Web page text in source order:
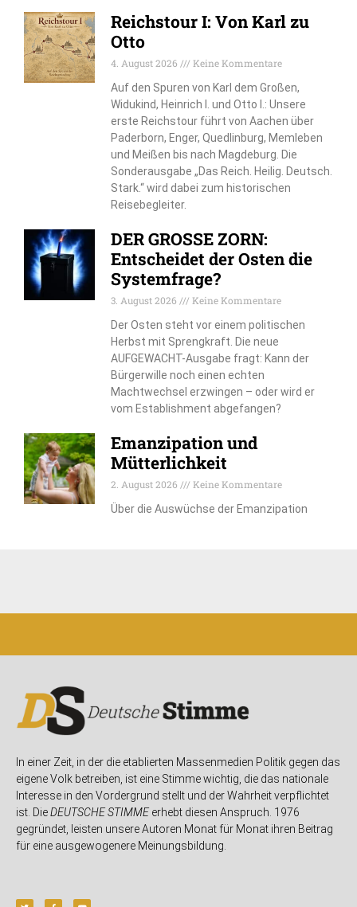
Reichstour I: Von Karl zu
Otto
4. August 2026
Keine Kommentare
Auf den Spuren von Karl dem Großen,
Widukind, Heinrich I. und Otto I.: Unsere
erste Reichstour führt von Aachen über
Paderborn, Enger, Quedlinburg, Memleben
und Meißen bis nach Magdeburg. Die
Sonderausgabe „Das Reich. Heilig. Deutsch.
Stark.“ wird dabei zum historischen
Reisebegleiter.
DER GROSSE ZORN:
Entscheidet der Osten die
Systemfrage?
3. August 2026
Keine Kommentare
Der Osten steht vor einem politischen
Herbst mit Sprengkraft. Die neue
AUFGEWACHT-Ausgabe fragt: Kann der
Bürgerwille noch einen echten
Machtwechsel erzwingen – oder wird er
vom Establishment abgefangen?
Emanzipation und
Mütterlichkeit
2. August 2026
Keine Kommentare
Über die Auswüchse der Emanzipation
In einer Zeit, in der die etablierten Massenmedien Politik gegen das
eigene Volk betreiben, ist eine Stimme wichtig, die das nationale
Interesse in den Vordergrund stellt und der Wahrheit verpflichtet
ist. DieDEUTSCHE STIMMEerhebt diesen Anspruch. 1976
gegründet, leisten unsere Autoren Monat für Monat ihren Beitrag
für eine ausgewogenere Meinungsbildung.